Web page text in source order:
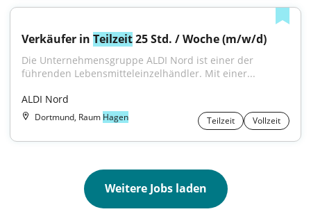
Verkäufer in Teilzeit 25 Std. / Woche (m/w/d)
Die Unternehmensgruppe ALDI Nord ist einer der
führenden Lebensmitteleinzelhändler. Mit einer...
ALDI Nord
Dortmund, Raum Hagen Teilzeit Vollzeit
Weitere Jobs laden